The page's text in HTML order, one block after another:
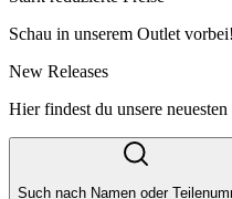
Schau in unserem Outlet vorbei!
New Releases
Hier findest du unsere
Such nach Namen oder